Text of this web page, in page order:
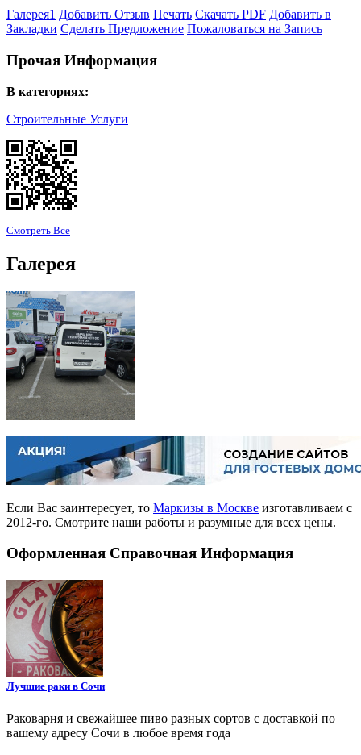
Галерея1 Добавить Отзыв Печать Скачать PDF Добавить в
Закладки Сделать Предложение Пожаловаться на Запись
Прочая Информация
В категориях:
Строительные Услуги
Смотреть Все
Галерея
Если Вас заинтересует, то Маркизы в Москве изготавливаем с
2012-го. Смотрите наши работы и разумные для всех цены.
Оформленная Справочная Информация
Лучшие раки в Сочи
Раковарня и свежайшее пиво разных сортов с доставкой по
вашему адресу Сочи в любое время года